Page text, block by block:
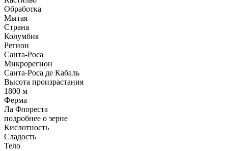
Обработка
Мытая
Страна
Колумбия
Регион
Санта-Роса
Микрорегион
Санта-Роса де Кабаль
Высота произрастания
1800 м
Ферма
Ла Флореста
подробнее о зерне
Кислотность
Сладость
Тело